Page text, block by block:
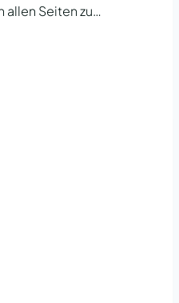
allen Seiten zu…